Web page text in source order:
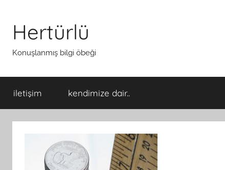
Hertürlü
Konuşlanmış bilgi öbeği
iletişim kendimize dair..